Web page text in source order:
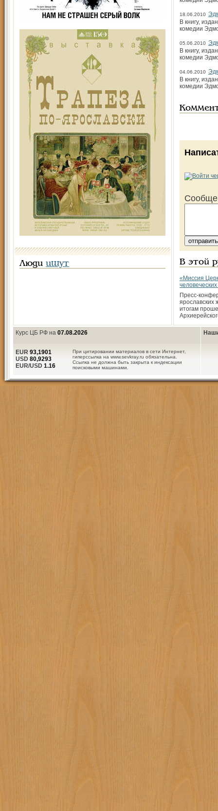
Люди ищут
18.06.2010
В книгу,
комедии
05.06.2010
В книгу,
комедии
04.06.2010
В книгу,
комедии
В этой
«Миссия
Пресс-
ярославских
итогам
Курс ЦБ РФ на 07.08.2026
При цитировании материалов в сети Интернет,
гиперссылка на www.sevkray.ru обязательна.
Ссылка не должна быть закрыта к индексации
поисковыми машинами.
EUR 93,1901
USD 80,9293
EUR/USD 1.16